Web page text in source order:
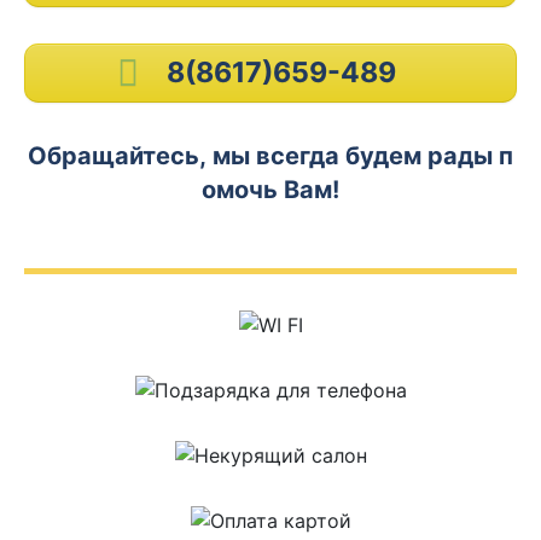
8(8617)659-489
Обращайтесь, мы всегда будем рады п
омочь Вам!